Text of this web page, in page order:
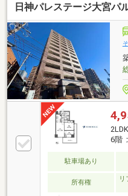
日神パレステージ大宮パ
6階
駐車場あり
所有権
リ